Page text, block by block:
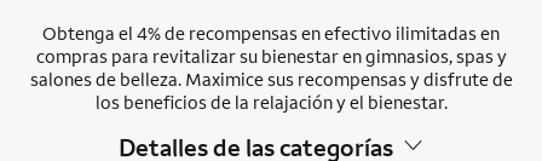
Obtenga el 4% de recompensas en efectivo ilimitadas en
compras para revitalizar su bienestar en gimnasios, spas y
salones de belleza. Maximice sus recompensas y disfrute de
los beneficios de la relajación y el bienestar.
Detalles de las categorías